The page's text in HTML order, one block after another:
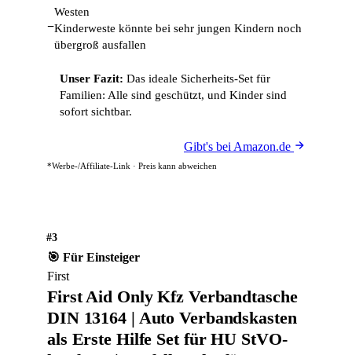
Westen
−Kinderweste könnte bei sehr jungen Kindern noch
übergroß ausfallen
Unser Fazit: Das ideale Sicherheits-Set für
Familien: Alle sind geschützt, und Kinder sind
sofort sichtbar.
Gibt's bei Amazon.de
*Werbe-/Affiliate-Link · Preis kann abweichen
#3
🎯 Für Einsteiger
First
First Aid Only Kfz Verbandtasche
DIN 13164 | Auto Verbandskasten
als Erste Hilfe Set für HU StVO-